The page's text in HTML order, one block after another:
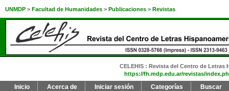
UNMDP > Facultad de Humanidades > Publicaciones > Revistas
CELEHIS : Revista del Centro de
https://fh.mdp.edu.ar/revistas/
Inicio Acerca de Iniciar sesión Categorías Buscar